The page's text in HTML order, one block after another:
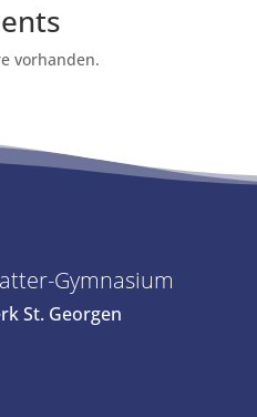
vorhanden.
Gymnasium
St. Georgen